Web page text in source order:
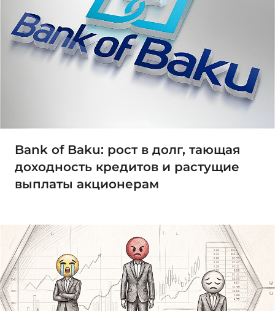
Bank of Baku: рост в долг, тающая
доходность кредитов и растущие
выплаты акционерам